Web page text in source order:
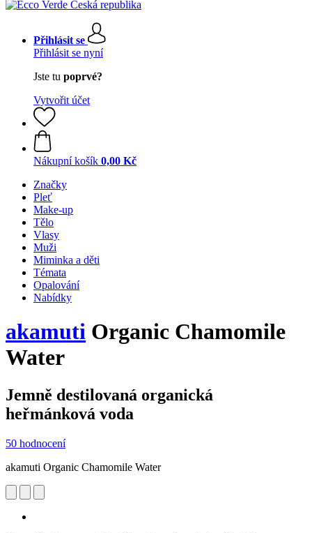
Přihlásit se
Přihlásit se nyní
Jste tu poprvé?
Vytvořit účet
Nákupní košík 0,00 Kč
Značky
Pleť
Make-up
Tělo
Vlasy
Muži
Miminka a děti
Témata
Opalování
Nabídky
akamuti Organic Chamomile
Water
Jemně destilovaná organická
heřmánková voda
50 hodnocení
akamuti Organic Chamomile Water